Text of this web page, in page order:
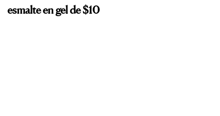
esmalte en gel de $10